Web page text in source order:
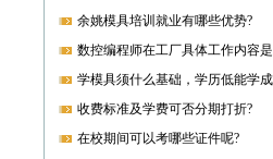
余姚模具培训就业有哪些优势?
收费标准及学费可否分期打折?
在校期间可以考哪些证件呢?